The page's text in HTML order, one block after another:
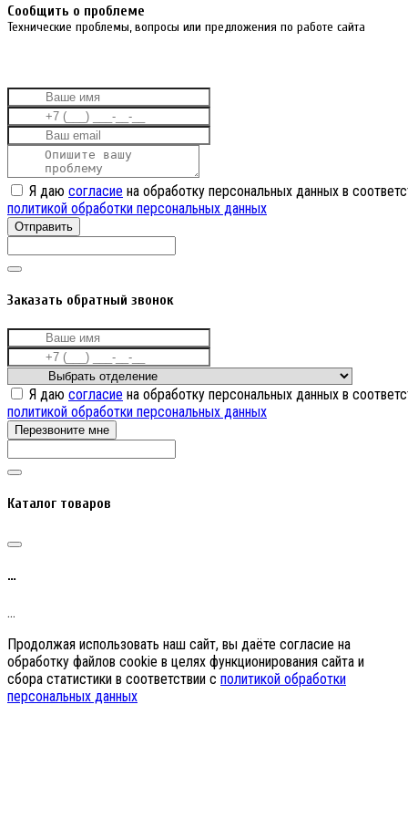
Cообщить о проблеме
Технические проблемы, вопросы или предложения по работе сайта
Я даю согласие на обработку персональных данных в
политикой обработки персональных данных
Отправить
Заказать обратный звонок
Я даю согласие на обработку персональных данных в
политикой обработки персональных данных
Перезвоните мне
Каталог товаров
…
…
Продолжая использовать наш сайт, вы даёте согласие на
обработку файлов cookie в целях функционирования сайта и
сбора статистики в соответствии с политикой обработки
персональных данных